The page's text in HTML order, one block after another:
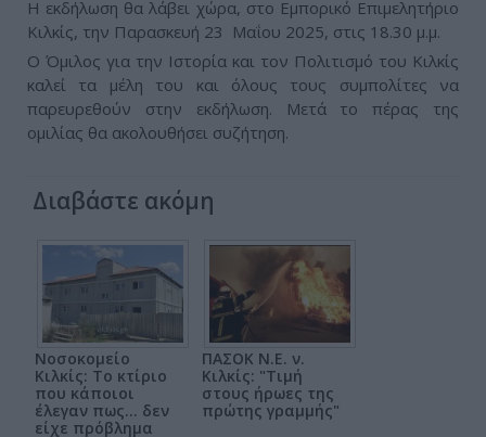
Η εκδήλωση θα λάβει χώρα, στο Εμπορικό Επιμελητήριο
Κιλκίς, την Παρασκευή 23 Μαΐου 2025, στις 18.30 μ.μ.
Ο Όμιλος για την Ιστορία και τον Πολιτισμό του Κιλκίς
καλεί τα μέλη του και όλους τους συμπολίτες να
παρευρεθούν στην εκδήλωση. Μετά το πέρας της
ομιλίας θα ακολουθήσει συζήτηση.
Διαβάστε ακόμη
Νοσοκομείο
Κιλκίς: Το κτίριο
που κάποιοι
έλεγαν πως... δεν
είχε πρόβλημα
ΠΑΣΟΚ Ν.Ε. ν.
Κιλκίς: "Τιμή
στους ήρωες της
πρώτης γραμμής"